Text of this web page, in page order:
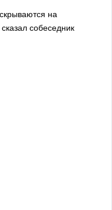
на
собеседник